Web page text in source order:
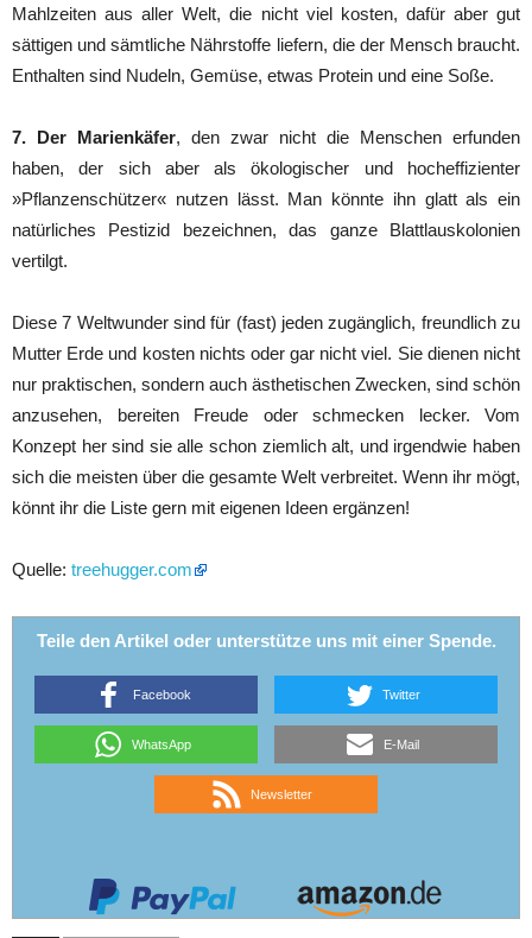
Mahlzeiten aus aller Welt, die nicht viel kosten, dafür aber gut
sättigen und sämtliche Nährstoffe liefern, die der Mensch braucht.
Enthalten sind Nudeln, Gemüse, etwas Protein und eine Soße.
7. Der Marienkäfer, den zwar nicht die Menschen erfunden
haben, der sich aber als ökologischer und hocheffizienter
»Pflanzenschützer« nutzen lässt. Man könnte ihn glatt als ein
natürliches Pestizid bezeichnen, das ganze Blattlauskolonien
vertilgt.
Diese 7 Weltwunder sind für (fast) jeden zugänglich, freundlich zu
Mutter Erde und kosten nichts oder gar nicht viel. Sie dienen nicht
nur praktischen, sondern auch ästhetischen Zwecken, sind schön
anzusehen, bereiten Freude oder schmecken lecker. Vom
Konzept her sind sie alle schon ziemlich alt, und irgendwie haben
sich die meisten über die gesamte Welt verbreitet. Wenn ihr mögt,
könnt ihr die Liste gern mit eigenen Ideen ergänzen!
Quelle: treehugger.com
Teile den Artikel oder unterstütze uns mit einer Spende.
Facebook Twitter
WhatsApp E-Mail
Newsletter